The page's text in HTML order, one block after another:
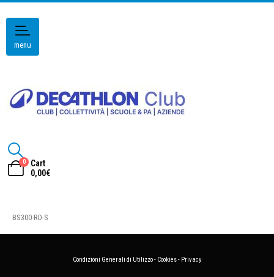
menu
0
Cart
0,00€
BS300-RD-S
Condizioni Generali di Utilizzo- Cookies- Privacy